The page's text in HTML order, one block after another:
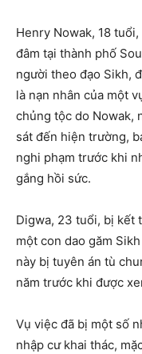
Henry Nowak, 18
đâm tại thành phố
người theo đạo Sikh,
là nạn nhân của một
chủng tộc do Nowak,
sát đến hiện trường,
nghi phạm trước khi
gắng hồi sức.
Digwa, 23 tuổi, bị kết
một con dao găm
này bị tuyên án tù
năm trước khi được
Vụ việc đã bị một số
nhập cư khai thác,